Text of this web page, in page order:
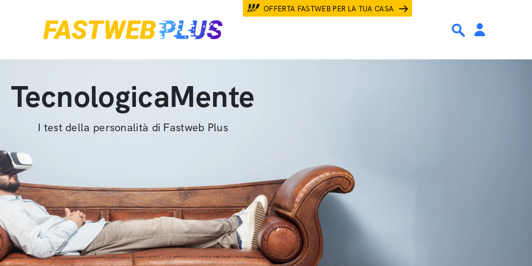
OFFERTA FASTWEB PER LA TUA CASA
TecnologicaMente
I test della personalità di Fastweb Plus